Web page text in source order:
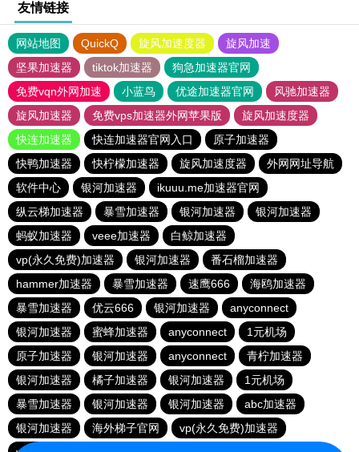
友情链接
网站地图 QuickQ 旋风加速度器
旋风加速
坚果加速器
tiktok加速器
狗急加速器官网
免费vqn外网加速
小蓝鸟 优途加速器官网
风驰加速器
旋风加速器
免费vps加速器外网苹果版
旋风加速度器
快连加速器
快连加速器官网入口
原子加速器
快鸭加速器
快柠檬加速器 旋风加速度器
外网网址导航
软件中心
银河加速器
ikuuu.me加速器官网
纵云梯加速器
暴雪加速器 银河加速器
银河加速器
蚂蚁加速器
veee加速器
白鲸加速器
vp(永久免费)加速器
银河加速器
番石榴加速器
hammer加速器
暴雪加速器 速鹰666
海鸥加速器
暴雪加速器
优云666 银河加速器
anyconnect
银河加速器
蜜蜂加速器 anyconnect
1元机场
原子加速器
银河加速器 anyconnect
青柠加速器
银河加速器
橘子加速器 银河加速器
1元机场
暴雪加速器
银河加速器 银河加速器
abc加速器
银河加速器
海外梯子官网
vp(永久免费)加速器